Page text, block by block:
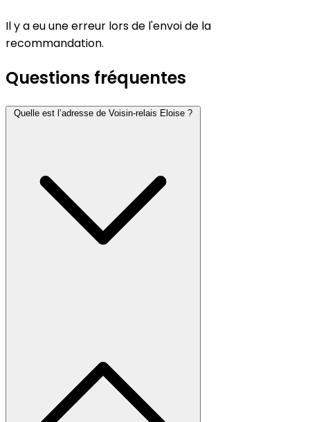
Il y a eu une erreur lors de l'envoi de la
recommandation.
Questions fréquentes
Quelle est l’adresse de Voisin-relais Eloise ?